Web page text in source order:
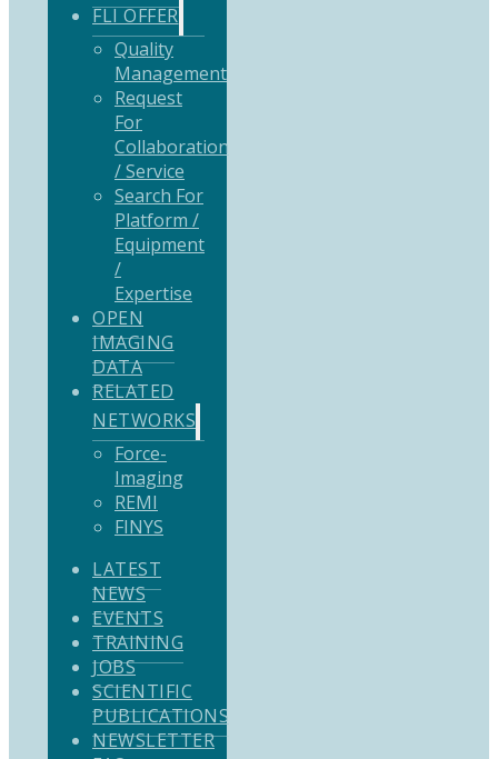
FLI OFFER
Quality
Management
Request
For
Collaboration
/ Service
Search For
Platform /
Equipment
/
Expertise
OPEN
IMAGING
DATA
RELATED
NETWORKS
Force-
Imaging
REMI
FINYS
LATEST
NEWS
EVENTS
TRAINING
JOBS
SCIENTIFIC
PUBLICATIONS
NEWSLETTER